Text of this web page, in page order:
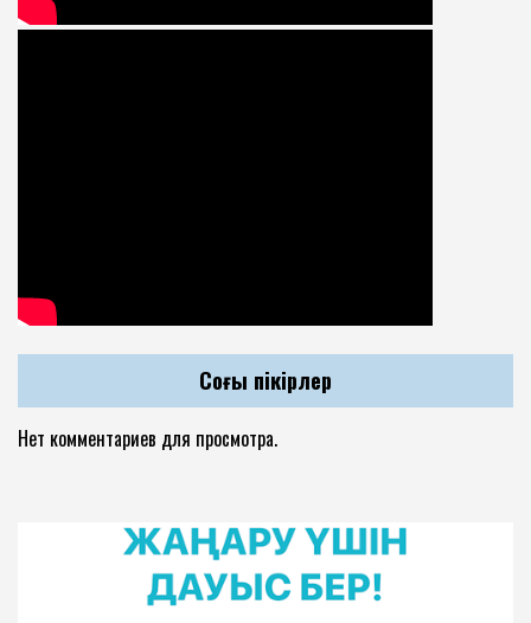
Соңғы пікірлер
Нет комментариев для просмотра.